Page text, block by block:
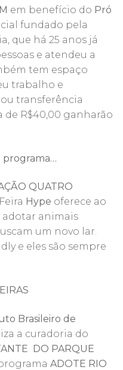
em benefício do Pró
fundado pela
que há 25 anos já
e atendeu a
tem espaço
trabalho e
transferência
de R$40,00 ganharão
programa…
QUATRO
Hype oferece ao
animais
um novo lar.
e eles são sempre
Brasileiro de
a curadoria do
DO PARQUE
ADOTE RIO